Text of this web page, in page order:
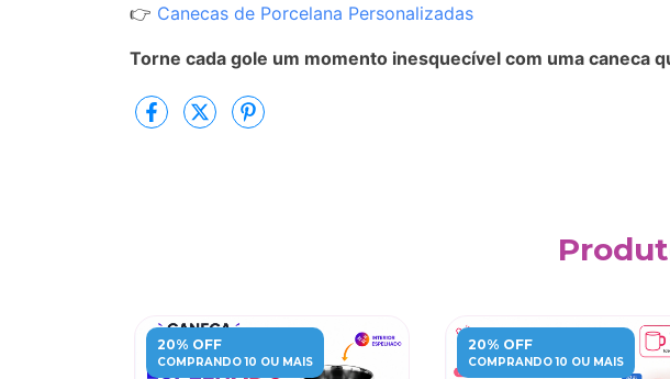
👉 Canecas de Porcelana Personalizadas
Torne cada gole um momento inesquecível com uma caneca
20% OFF
COMPRANDO 10 OU MAIS
20% OFF
COMPRANDO 10 OU MAIS